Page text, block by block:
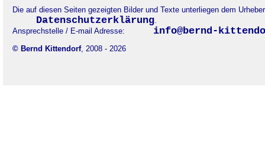
Die auf diesen Seiten gezeigten Bilder und Texte unterliegen dem
Datenschutzerklärung.
Ansprechstelle / E-mail Adresse:
info@bernd-
© Bernd Kittendorf, 2008 - 2026